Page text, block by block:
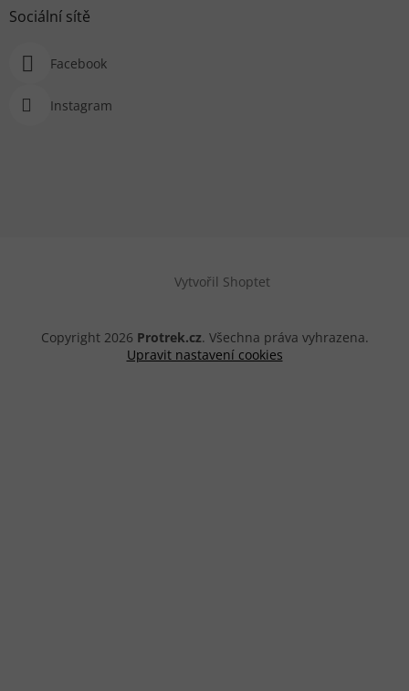
Sociální sítě
Facebook
Instagram
Vytvořil Shoptet
Copyright 2026 Protrek.cz. Všechna práva vyhrazena.
Upravit nastavení cookies